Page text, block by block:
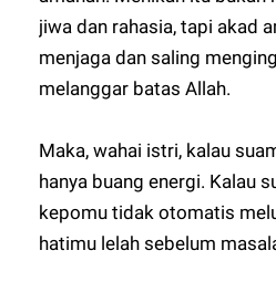
jiwa dan rahasia, tapi akad
menjaga dan saling
melanggar batas Allah.
Maka, wahai istri, kalau
hanya buang energi. Kalau
kepomu tidak otomatis
hatimu lelah sebelum